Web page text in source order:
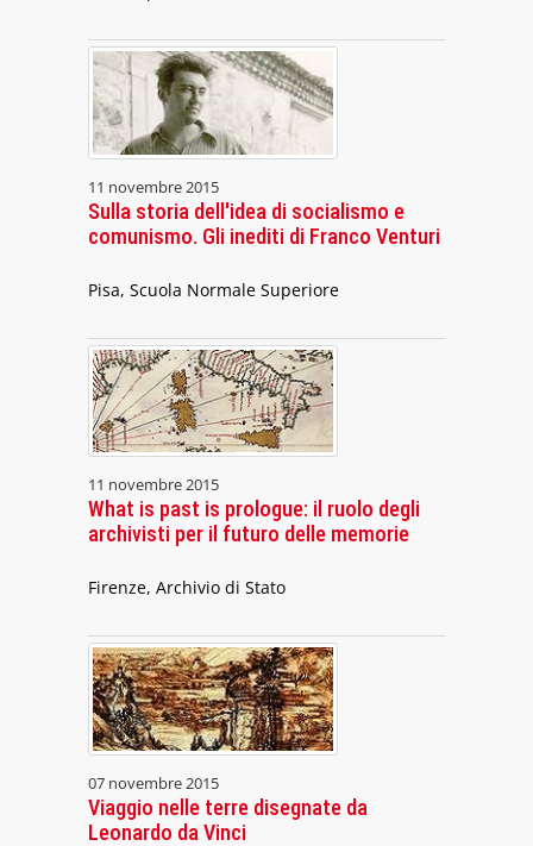
11 novembre 2015
Sulla storia dell'idea di socialismo e
comunismo. Gli inediti di Franco Venturi
Pisa, Scuola Normale Superiore
11 novembre 2015
What is past is prologue: il ruolo degli
archivisti per il futuro delle memorie
Firenze, Archivio di Stato
07 novembre 2015
Viaggio nelle terre disegnate da
Leonardo da Vinci